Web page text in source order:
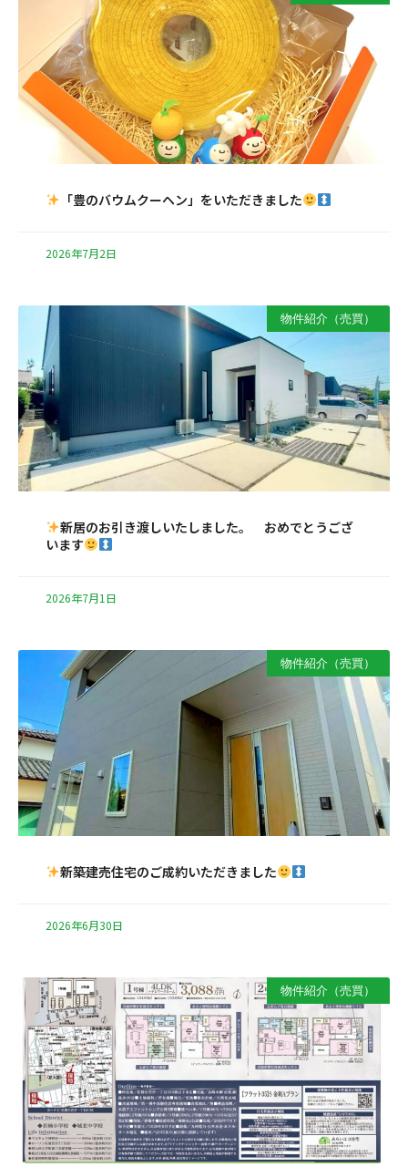
「豊のバウムクーヘン」をいただきました
2026年7月2日
物件紹介（売買）
新居のお引き渡しいたしました。 おめでとうござ
います
2026年7月1日
物件紹介（売買）
新築建売住宅のご成約いただきました
2026年6月30日
物件紹介（売買）